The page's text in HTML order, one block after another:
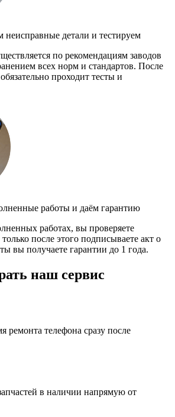
неисправные детали и тестируем
по рекомендациям заводов
всех норм и стандартов. После
проходит тесты и
работы и даём гарантию
работах, вы проверяете
после этого подписываете акт о
вы получаете гарантии до 1 года.
наш сервис
ремонта телефона сразу после
в наличии напрямую от